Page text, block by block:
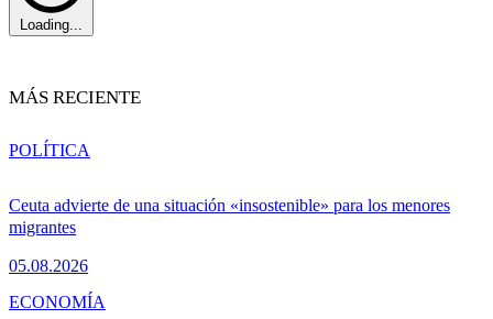
Loading...
MÁS RECIENTE
Ceuta advierte de una situación «insostenible» para los menores
migrantes
05.08.2026
POLÍTICA
ECONOMÍA